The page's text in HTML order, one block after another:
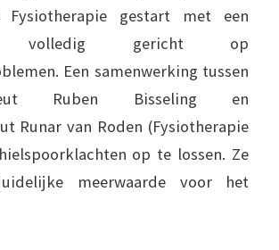
Fysiotherapie gestart met een
volledig gericht op
Een samenwerking tussen
Ruben Bisseling en
Runar van Roden (Fysiotherapie
op te lossen. Ze
meerwaarde voor het